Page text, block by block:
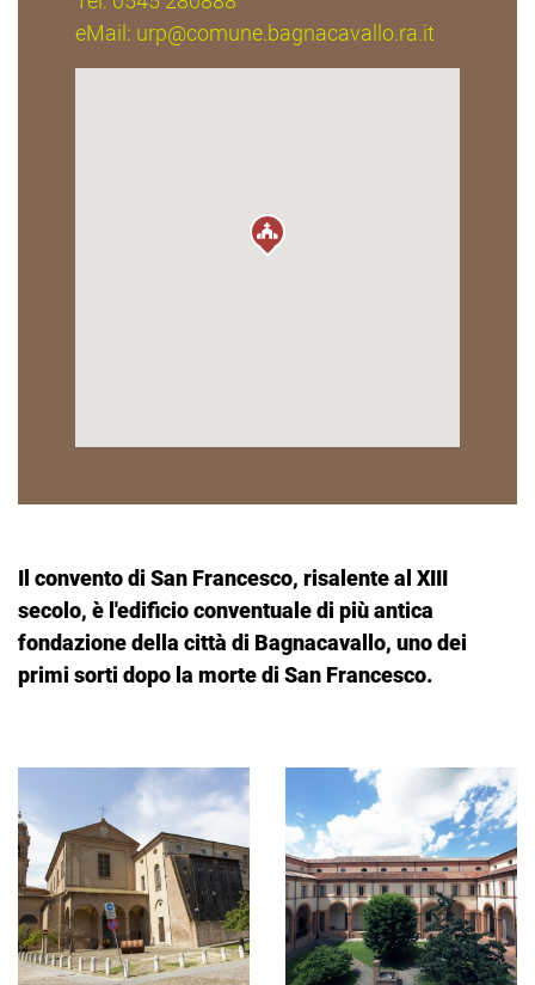
eMail: urp@comune.bagnacavallo.ra.it
Il convento di San Francesco, risalente al XIII
secolo, è l'edificio conventuale di più antica
fondazione della città di Bagnacavallo, uno dei
primi sorti dopo la morte di San Francesco.